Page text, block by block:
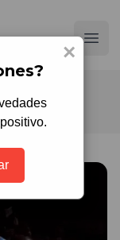
×